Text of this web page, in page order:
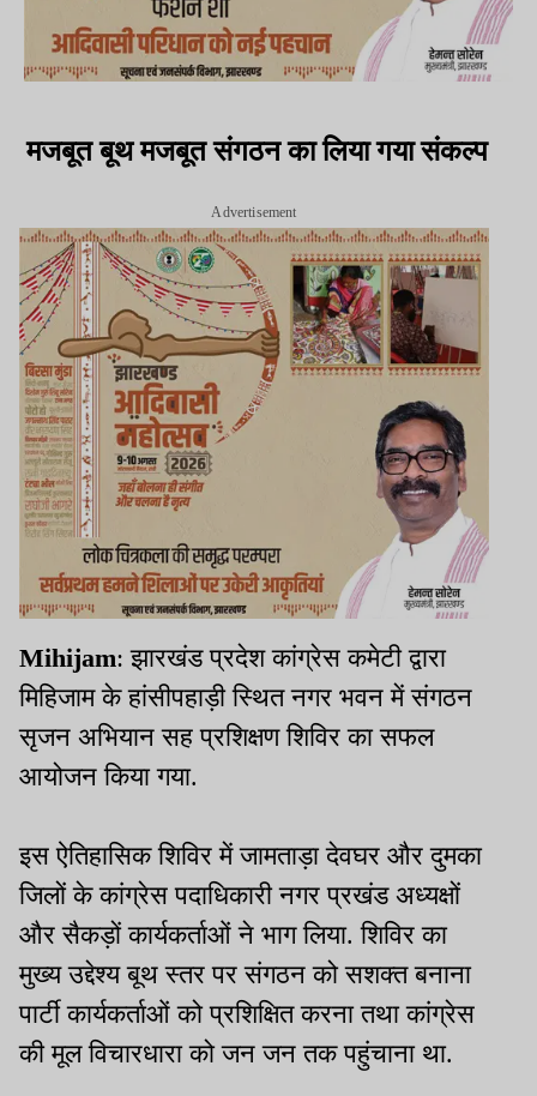
मजबूत बूथ मजबूत संगठन का लिया गया संकल्प
Advertisement
Mihijam: झारखंड प्रदेश कांग्रेस कमेटी द्वारा
मिहिजाम के हांसीपहाड़ी स्थित नगर भवन में संगठन
सृजन अभियान सह प्रशिक्षण शिविर का सफल
आयोजन किया गया.
इस ऐतिहासिक शिविर में जामताड़ा देवघर और दुमका
जिलों के कांग्रेस पदाधिकारी नगर प्रखंड अध्यक्षों
और सैकड़ों कार्यकर्ताओं ने भाग लिया. शिविर का
मुख्य उद्देश्य बूथ स्तर पर संगठन को सशक्त बनाना
पार्टी कार्यकर्ताओं को प्रशिक्षित करना तथा कांग्रेस
की मूल विचारधारा को जन जन तक पहुंचाना था.